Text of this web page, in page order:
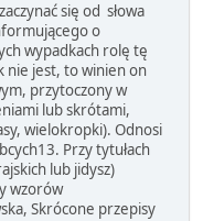
się od słowa
o
wypadkach rolę tę
nie jest, to winien on
przytoczony w
lub skrótami,
wielokropki). Odnosi
Przy tytułach
lub jidysz)
wzorów
Skrócone przepisy